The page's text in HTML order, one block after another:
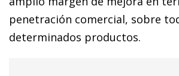
penetración comercial, sobre
determinados productos.